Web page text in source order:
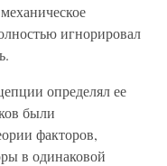
игнорировал
определял ее
были
факторов,
в одинаковой